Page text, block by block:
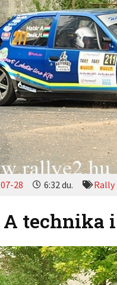
28 6:32 du. Rally
technika